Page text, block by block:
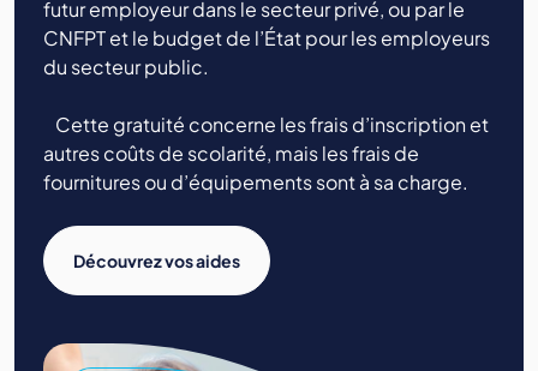
futur employeur dans le secteur privé, ou par le
CNFPT et le budget de l’État pour les employeurs
du secteur public.
Cette gratuité concerne les frais d’inscription et
autres coûts de scolarité, mais les frais de
fournitures ou d’équipements sont à sa charge.
Découvrez vos aides